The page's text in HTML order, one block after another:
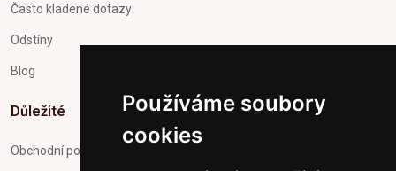
Používáme soubory
cookies
Často kladené dotazy
Odstíny
Blog
Důležité
Obchodní podmínky